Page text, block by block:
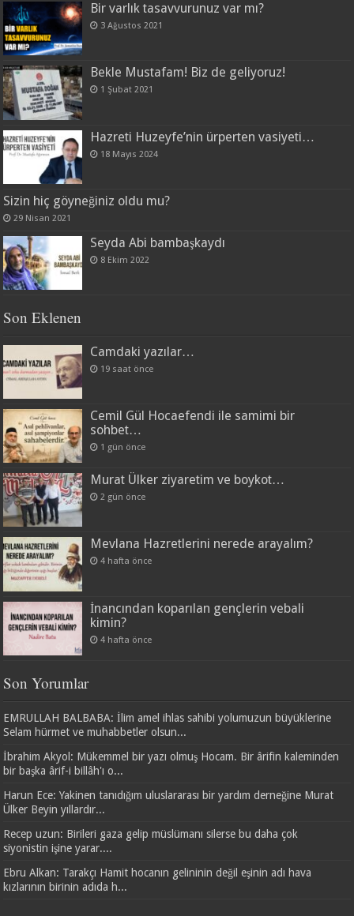
Bir varlık tasavvurunuz var mı?
3 Ağustos 2021
Bekle Mustafam! Biz de geliyoruz!
1 Şubat 2021
Hazreti Huzeyfe’nin ürperten vasiyeti…
18 Mayıs 2024
Sizin hiç göyneğiniz oldu mu?
29 Nisan 2021
Seyda Abi bambaşkaydı
8 Ekim 2022
Son Eklenen
Camdaki yazılar…
19 saat önce
Cemil Gül Hocaefendi ile samimi bir
sohbet…
1 gün önce
Murat Ülker ziyaretim ve boykot…
2 gün önce
Mevlana Hazretlerini nerede arayalım?
4 hafta önce
İnancından koparılan gençlerin vebali
kimin?
4 hafta önce
Son Yorumlar
EMRULLAH BALBABA: İlim amel ihlas sahibi yolumuzun büyüklerine
Selam hürmet ve muhabbetler olsun...
İbrahim Akyol: Mükemmel bir yazı olmuş Hocam. Bir ârifin kaleminden
bir başka ârif-i billâh'ı o...
Harun Ece: Yakinen tanıdığım uluslararası bir yardım derneğine Murat
Ülker Beyin yıllardır...
Recep uzun: Birileri gaza gelip müslümanı silerse bu daha çok
siyonistin işine yarar....
Ebru Alkan: Tarakçı Hamit hocanın gelininin değil eşinin adı hava
kızlarının birinin adıda h...